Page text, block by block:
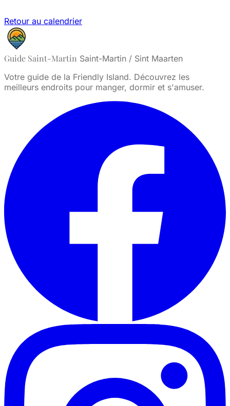
Retour au calendrier
Guide Saint-Martin Saint-Martin / Sint Maarten
Votre guide de la Friendly Island. Découvrez les
meilleurs endroits pour manger, dormir et s'amuser.